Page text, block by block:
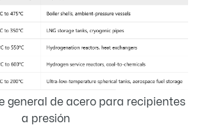
general de acero para recipientes
a presión